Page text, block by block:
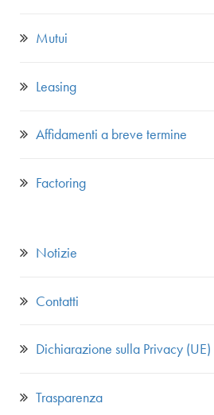
Mutui
Leasing
Affidamenti a breve termine
Factoring
Notizie
Contatti
Dichiarazione sulla Privacy (UE)
Trasparenza